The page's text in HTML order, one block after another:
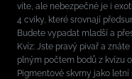
víte, ale nebezpečné je i
4 cviky, které srovnají
Budete vypadat mladší a
Kvíz: Jste pravý pivař a
plným počtem bodů z kvízu
Pigmentové skvrny jako letní